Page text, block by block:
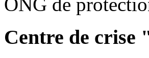
Centre de